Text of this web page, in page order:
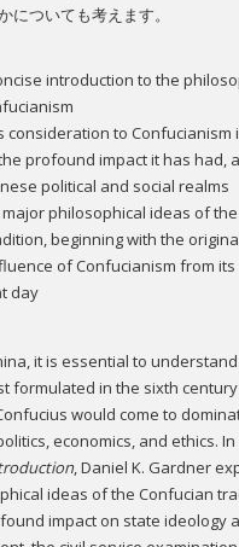
についても考えます。
introduction to the
consideration to Confucianism
profound impact it has had,
political and social realms
philosophical ideas of the
beginning with the
of Confucianism from its
day
it is essential to understand
formulated in the sixth century
would come to
economics, and ethics. In
, Daniel K. Gardner
ideas of the Confucian
impact on state ideology